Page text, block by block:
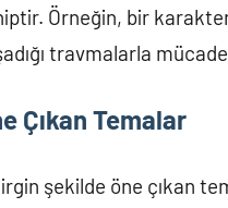
Örneğin, bir
travmalarla
Çıkan Temalar
şekilde öne çıkan